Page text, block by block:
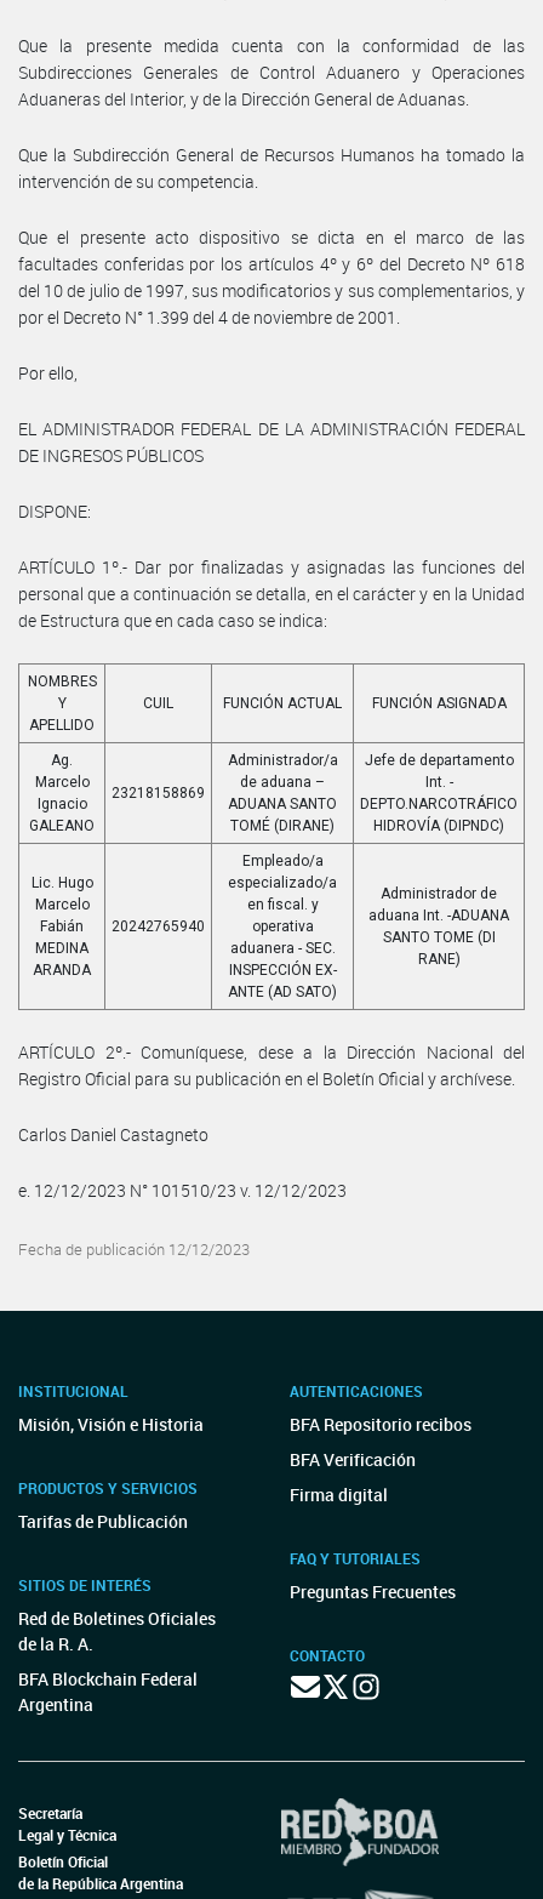
Que la presente medida cuenta con la conformidad de las
Subdirecciones Generales de Control Aduanero y Operaciones
Aduaneras del Interior, y de la Dirección General de Aduanas.
Que la Subdirección General de Recursos Humanos ha tomado la
intervención de su competencia.
Que el presente acto dispositivo se dicta en el marco de las
facultades conferidas por los artículos 4º y 6º del Decreto Nº 618
del 10 de julio de 1997, sus modificatorios y sus complementarios, y
por el Decreto N° 1.399 del 4 de noviembre de 2001.
Por ello,
EL ADMINISTRADOR FEDERAL DE LA ADMINISTRACIÓN FEDERAL
DE INGRESOS PÚBLICOS
DISPONE:
ARTÍCULO 1º.- Dar por finalizadas y asignadas las funciones del
personal que a continuación se detalla, en el carácter y en la Unidad
de Estructura que en cada caso se indica:
NOMBRES
Y
APELLIDO
CUIL FUNCIÓN ACTUAL FUNCIÓN ASIGNADA
Ag.
Marcelo
Ignacio
GALEANO
23218158869
Administrador/a
de aduana –
ADUANA SANTO
TOMÉ (DIRANE)
Jefe de departamento
Int. -
DEPTO.NARCOTRÁFICO
HIDROVÍA (DIPNDC)
Lic. Hugo
Marcelo
Fabián
MEDINA
ARANDA
20242765940
Empleado/a
especializado/a
en fiscal. y
operativa
aduanera - SEC.
INSPECCIÓN EX-
ANTE (AD SATO)
Administrador de
aduana Int. -ADUANA
SANTO TOME (DI
RANE)
ARTÍCULO 2º.- Comuníquese, dese a la Dirección Nacional del
Registro Oficial para su publicación en el Boletín Oficial y archívese.
Carlos Daniel Castagneto
e. 12/12/2023 N° 101510/23 v. 12/12/2023
Fecha de publicación 12/12/2023
INSTITUCIONAL
Misión, Visión e Historia
PRODUCTOS Y SERVICIOS
Tarifas de Publicación
SITIOS DE INTERÉS
Red de Boletines Oficiales
de la R. A.
BFA Blockchain Federal
Argentina
AUTENTICACIONES
BFA Repositorio recibos
BFA Verificación
Firma digital
FAQ Y TUTORIALES
Preguntas Frecuentes
CONTACTO
Secretaría
Legal y Técnica
Boletín Oficial
de la República Argentina